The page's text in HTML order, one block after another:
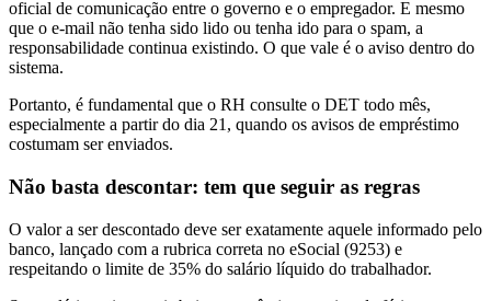
oficial de comunicação entre o governo e o empregador. E mesmo
que o e-mail não tenha sido lido ou tenha ido para o spam, a
responsabilidade continua existindo. O que vale é o aviso dentro do
sistema.
Portanto, é fundamental que o RH consulte o DET todo mês,
especialmente a partir do dia 21, quando os avisos de empréstimo
costumam ser enviados.
Não basta descontar: tem que seguir as regras
O valor a ser descontado deve ser exatamente aquele informado pelo
banco, lançado com a rubrica correta no eSocial (9253) e
respeitando o limite de 35% do salário líquido do trabalhador.